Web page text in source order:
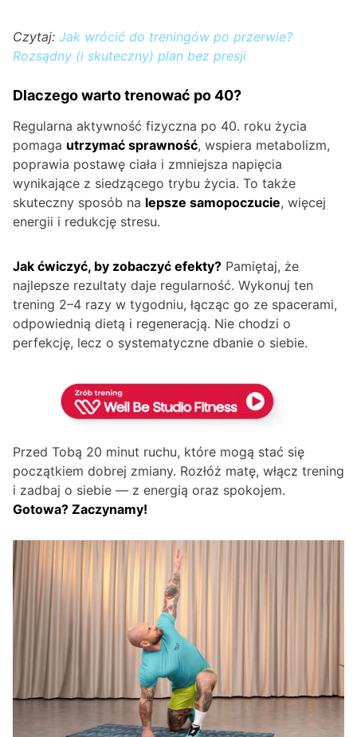
Czytaj: Jak wrócić do treningów po przerwie?
Rozsądny (i skuteczny) plan bez presji
Dlaczego warto trenować po 40?
Regularna aktywność fizyczna po 40. roku życia
pomaga utrzymać sprawność, wspiera metabolizm,
poprawia postawę ciała i zmniejsza napięcia
wynikające z siedzącego trybu życia. To także
skuteczny sposób na lepsze samopoczucie, więcej
energii i redukcję stresu.
Jak ćwiczyć, by zobaczyć efekty? Pamiętaj, że
najlepsze rezultaty daje regularność. Wykonuj ten
trening 2–4 razy w tygodniu, łącząc go ze spacerami,
odpowiednią dietą i regeneracją. Nie chodzi o
perfekcję, lecz o systematyczne dbanie o siebie.
Przed Tobą 20 minut ruchu, które mogą stać się
początkiem dobrej zmiany. Rozłóż matę, włącz trening
i zadbaj o siebie — z energią oraz spokojem.
Gotowa? Zaczynamy!